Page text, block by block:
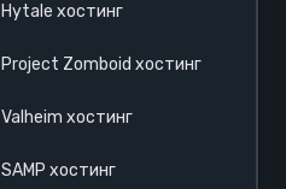
Hytale хостинг
Project Zomboid хостинг
Valheim хостинг
SAMP хостинг